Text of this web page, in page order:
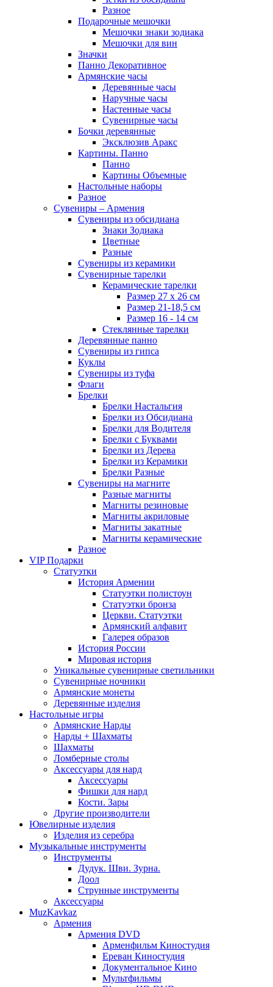
Разное
Подарочные мешочки
Мешочки знаки зодиака
Мешочки для вин
Значки
Панно Декоративное
Армянские часы
Деревянные часы
Наручные часы
Настенные часы
Сувенирные часы
Бочки деревянные
Эксклюзив Аракс
Картины. Панно
Панно
Картины Объемные
Настольные наборы
Разное
Сувениры – Армения
Сувениры из обсидиана
Знаки Зодиака
Цветные
Разные
Сувениры из керамики
Сувенирные тарелки
Керамические тарелки
Размер 27 х 26 см
Размер 21-18,5 см
Размер 16 - 14 см
Стеклянные тарелки
Деревянные панно
Сувениры из гипса
Куклы
Сувениры из туфа
Флаги
Брелки
Брелки Настальгия
Брелки из Обсидиана
Брелки для Водителя
Брелки с Буквами
Брелки из Дерева
Брелки из Керамики
Брелки Разные
Сувениры на магните
Разные магниты
Магниты резиновые
Магниты акриловые
Магниты закатные
Магниты керамические
Разное
VIP Подарки
Статуэтки
История Армении
Статуэтки полистоун
Статуэтки бронза
Церкви. Статуэтки
Армянский алфавит
Галерея образов
История России
Мировая история
Уникальные сувенирные светильники
Сувенирные ночники
Армянские монеты
Деревянные изделия
Настольные игры
Армянские Нарды
Нарды + Шахматы
Шахматы
Ломберные столы
Аксессуары для нард
Аксессуары
Фишки для нард
Кости. Зары
Другие производители
Ювелирные изделия
Изделия из серебра
Музыкальные инструменты
Инструменты
Дудук. Шви. Зурна.
Доол
Струнные инструменты
Аксессуары
MuzKavkaz
Армения
Армения DVD
Арменфильм Киностудия
Ереван Киностудия
Документальное Кино
Мультфильмы